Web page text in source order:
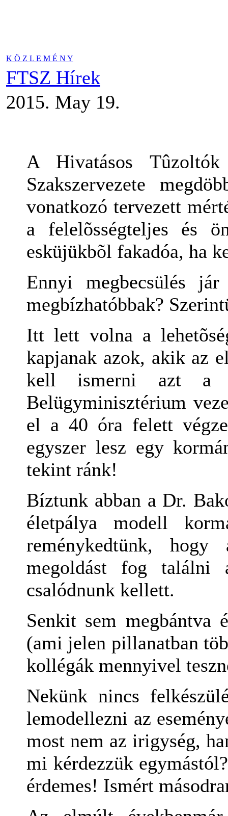
K Ö Z L E M É N Y
FTSZ Hírek
2015. May 19.
A Hivatásos Tûzoltók
Szakszervezete
vonatkozó tervezett
a felelõsségteljes és
esküjükbõl fakadóa, ha
Ennyi megbecsülés
megbízhatóbbak?
Itt lett volna a
kapjanak azok, akik az
kell ismerni azt a
Belügyminisztérium
el a 40 óra felett
egyszer lesz egy
tekint ránk!
Bíztunk abban a Dr.
életpálya modell
reménykedtünk, hogy
megoldást fog találni
csalódnunk kellett.
Senkit sem megbántva
(ami jelen pillanatban
kollégák mennyivel
Nekünk nincs
lemodellezni az
most nem az irigység,
mi kérdezzük
érdemes! Ismért